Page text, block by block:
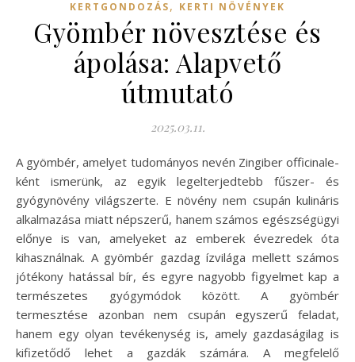
KERTGONDOZÁS, KERTI NÖVÉNYEK
Gyömbér növesztése és
ápolása: Alapvető
útmutató
2025.03.11.
A gyömbér, amelyet tudományos nevén Zingiber officinale-
ként ismerünk, az egyik legelterjedtebb fűszer- és
gyógynövény világszerte. E növény nem csupán kulináris
alkalmazása miatt népszerű, hanem számos egészségügyi
előnye is van, amelyeket az emberek évezredek óta
kihasználnak. A gyömbér gazdag ízvilága mellett számos
jótékony hatással bír, és egyre nagyobb figyelmet kap a
természetes gyógymódok között. A gyömbér
termesztése azonban nem csupán egyszerű feladat,
hanem egy olyan tevékenység is, amely gazdaságilag is
kifizetődő lehet a gazdák számára. A megfelelő